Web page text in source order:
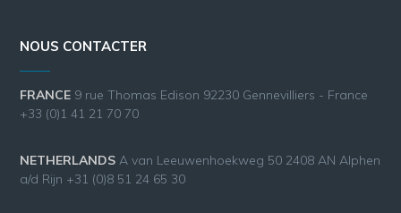
NOUS CONTACTER
FRANCE 9 rue Thomas Edison 92230 Gennevilliers - France
+33 (0)1 41 21 70 70
NETHERLANDS A van Leeuwenhoekweg 50 2408 AN Alphen
a/d Rijn +31 (0)8 51 24 65 30